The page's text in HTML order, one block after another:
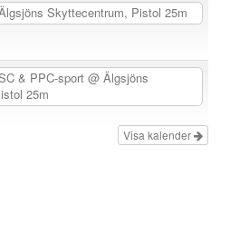
Skyttecentrum, Pistol 25m
& PPC-sport @ Älgsjöns
25m
Visa kalender